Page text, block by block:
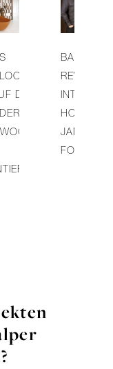
DER
HOLLAND
JAMES
FOSTER